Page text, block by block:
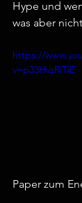
Hype und
was aber
https://
v=p33HvzRiTiE
Paper zum